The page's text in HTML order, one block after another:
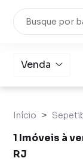
Venda
Início
1 Imóveis à
RJ